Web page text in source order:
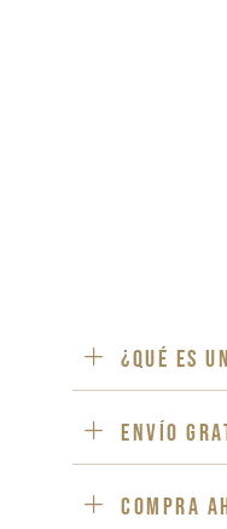
¿Qué es
ENVÍO
Compra